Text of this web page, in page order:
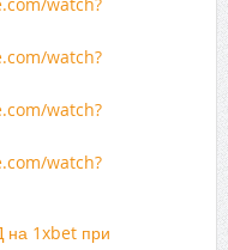
watch?
watch?
watch?
1xbet при